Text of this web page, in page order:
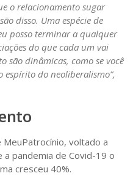
o relacionamento sugar
disso. Uma espécie de
posso terminar a qualquer
do que cada um vai
são dinâmicas, como se você
espírito do neoliberalismo”,
voltado a
pandemia de Covid-19 o
cresceu 40%.